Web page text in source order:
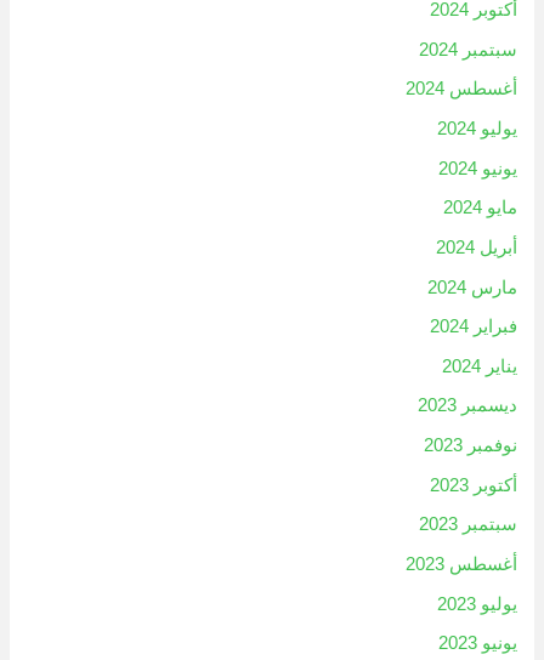
أكتوبر 2024
سبتمبر 2024
أغسطس 2024
يوليو 2024
يونيو 2024
مايو 2024
أبريل 2024
مارس 2024
فبراير 2024
يناير 2024
ديسمبر 2023
نوفمبر 2023
أكتوبر 2023
سبتمبر 2023
أغسطس 2023
يوليو 2023
يونيو 2023